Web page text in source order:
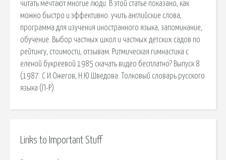
читать мечтают многие люди. В этой статье показано, как
можно быстро и эффективно. учить английские слова,
программа для изучения иностранного языка, запоминание,
обучение. Выбор частных школ и частных детских садов по
рейтингу, стоимости, отзывам. Ритмическая гимнастика с
еленой букреевой 1985 скачать видео бесплатно? Выпуск 8
(1987. С.И.Ожегов, Н.Ю.Шведова. Толковый словарь русского
языка (П-Р).
Links to Important Stuff